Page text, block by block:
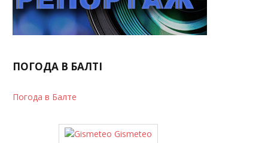
ПОГОДА В БАЛТІ
Погода в Балте
Gismeteo